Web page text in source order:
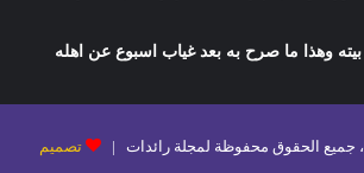
بيته وهذا ما صرح به بعد غياب اسبوع عن اهله
تصميم